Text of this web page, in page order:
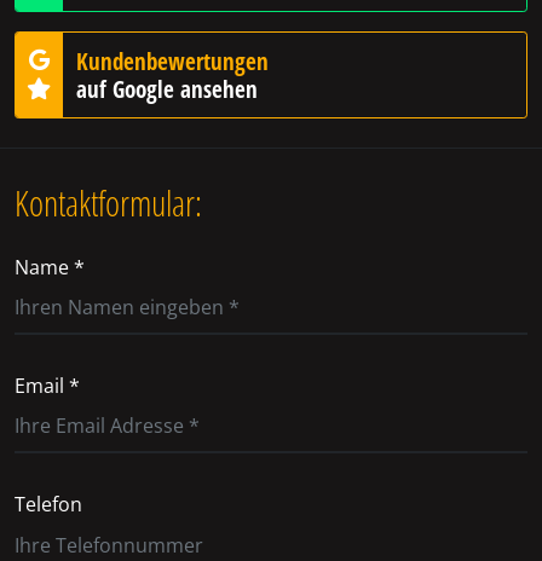
Kundenbewertungen
auf Google ansehen
Kontaktformular:
Name *
Email *
Telefon